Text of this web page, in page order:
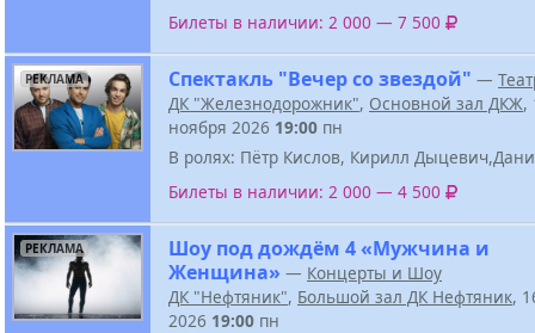
Билеты в наличии: 2 000 — 7 500
РЕКЛАМА Спектакль "Вечер со звездой" —
ДК "Железнодорожник", Основной зал ДКЖ,
ноября 2026 19:00 пн
В ролях: Пётр Кислов, Кирилл
Билеты в наличии: 2 000 — 4 500
РЕКЛАМА
Шоу под дождём 4 «Мужчина и
Женщина» — Концерты и Шоу
ДК "Нефтяник", Большой зал ДК Нефтяник,
2026 19:00 пн